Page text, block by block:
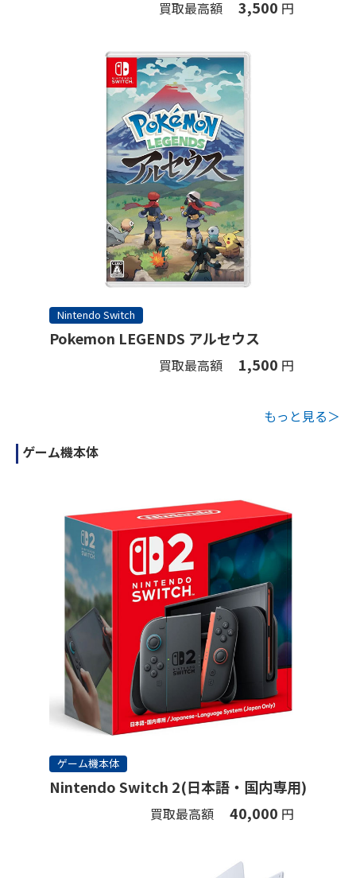
買取最高額 3,500 円
Nintendo Switch
Pokemon LEGENDS アルセウス
買取最高額 1,500 円
もっと見る＞
ゲーム機本体
ゲーム機本体
Nintendo Switch 2(日本語・国内専用)
買取最高額 40,000 円